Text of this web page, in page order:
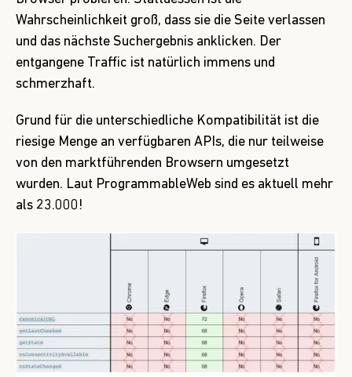
Wahrscheinlichkeit groß, dass sie die Seite verlassen
und das nächste Suchergebnis anklicken. Der
entgangene Traffic ist natürlich immens und
schmerzhaft.
Grund für die unterschiedliche Kompatibilität ist die
riesige Menge an verfügbaren APIs, die nur teilweise
von den marktführenden Browsern umgesetzt
wurden. Laut ProgrammableWeb sind es aktuell mehr
als 23.000!